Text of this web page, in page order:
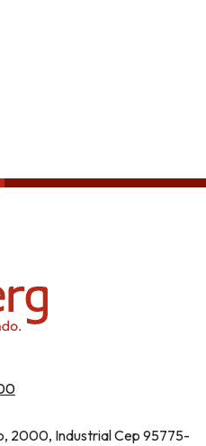
2000, Industrial Cep 95775-